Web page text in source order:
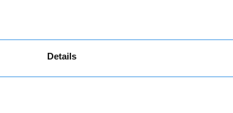
Details
snel
ze hebben regelmatig wel2 of 3 maanden
betalen. Spotify stuurt 7 dagen voor het
Let op: zeg je vroegtijdig op, dan